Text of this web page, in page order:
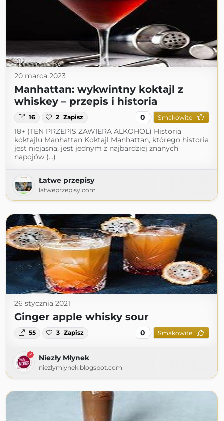
20 marca 2023
Manhattan: wykwintny koktajl z
whiskey – przepis i historia
16 2 Zapisz 0 Smakowite
18+ (TEN PRZEPIS ZAWIERA ALKOHOL) Historia
koktajlu Manhattan Koktajl Manhattan, którego historia
jest niejasna, jest jednym z najbardziej znanych
napojów (...)
Łatwe przepisy
latweprzepisy.com
26 stycznia 2021
Ginger apple whisky sour
55 3 Zapisz 0 Smakowite
Niezły Młynek
niezlymlynek.blogspot.com